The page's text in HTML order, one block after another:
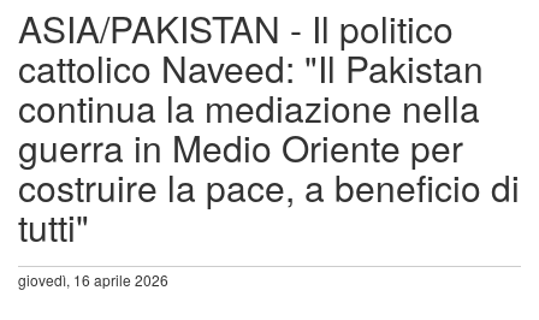
ASIA/PAKISTAN - Il politico
cattolico Naveed: "Il Pakistan
continua la mediazione nella
guerra in Medio Oriente per
costruire la pace, a beneficio di
tutti"
giovedì, 16 aprile 2026